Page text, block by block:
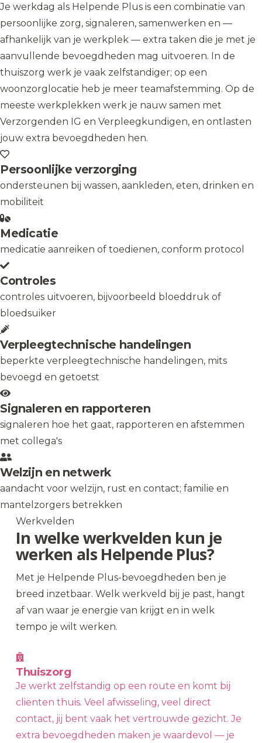
Je werkdag als Helpende Plus is een combinatie van
persoonlijke zorg, signaleren, samenwerken en —
afhankelijk van je werkplek — extra taken die je met je
aanvullende bevoegdheden mag uitvoeren. In de
thuiszorg werk je vaak zelfstandiger; op een
woonzorglocatie heb je meer teamafstemming. Op de
meeste werkplekken werk je nauw samen met
Verzorgenden IG en Verpleegkundigen, en ontlasten
jouw extra bevoegdheden hen.
Persoonlijke verzorging
ondersteunen bij wassen, aankleden, eten, drinken en
mobiliteit
Medicatie
medicatie aanreiken of toedienen, conform protocol
Controles
controles uitvoeren, bijvoorbeeld bloeddruk of
bloedsuiker
Verpleegtechnische handelingen
beperkte verpleegtechnische handelingen, mits
bevoegd en getoetst
Signaleren en rapporteren
signaleren hoe het gaat, rapporteren en afstemmen
met collega's
Welzijn en netwerk
aandacht voor welzijn, rust en contact; familie en
mantelzorgers betrekken
Werkvelden
In welke werkvelden kun je
werken als Helpende Plus?
Met je Helpende Plus-bevoegdheden ben je
breed inzetbaar. Welk werkveld bij je past, hangt
af van waar je energie van krijgt en in welk
tempo je wilt werken.
Thuiszorg
Je werkt zelfstandig op een route en komt bij
cliënten thuis. Veel afwisseling, veel direct
contact, jij bent vaak het vertrouwde gezicht. Je
extra bevoegdheden maken je waardevol — je